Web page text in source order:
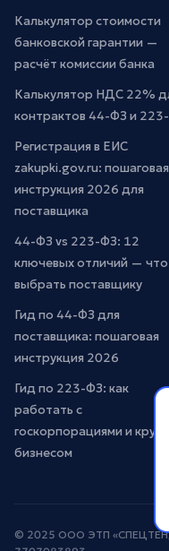
Калькулятор стоимости
банковской гарантии —
расчёт комиссии банка
Калькулятор НДС 22%
контрактов 44-ФЗ и
Регистрация в ЕИС
zakupki.gov.ru: пошаговая
инструкция 2026 для
поставщика
44-ФЗ vs 223-ФЗ: 12
ключевых отличий — что
выбрать поставщику
Гид по 44-ФЗ для
поставщика: пошаговая
инструкция 2026
Гид по 223-ФЗ: как
работать с
госкорпорациями и
бизнесом
© 2025 ООО ЭТП